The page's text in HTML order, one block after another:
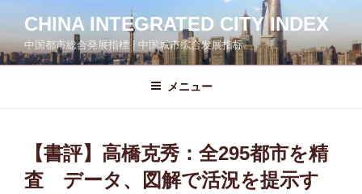
テ
ン
へ
CHINA INTEGRATED CITY INDEX
中国都市総合発展指標 | 中国城市综合发展指标
メニュー
【書評】高橋克秀：全295都市を精
査 データ、図解で活況を提示す